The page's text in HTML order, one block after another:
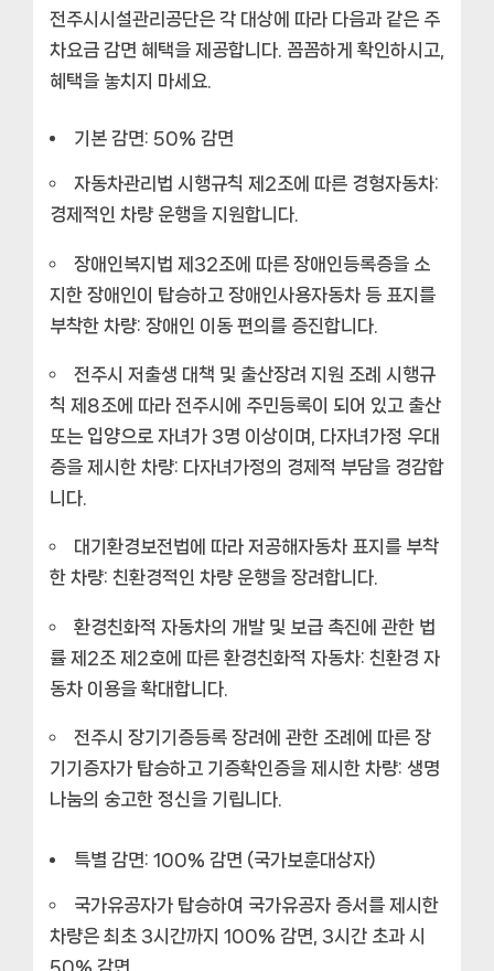
전주시시설관리공단은 각 대상에 따라 다음과 같은 주
차요금 감면 혜택을 제공합니다. 꼼꼼하게 확인하시고,
혜택을 놓치지 마세요.
기본 감면: 50% 감면
자동차관리법 시행규칙 제2조에 따른 경형자동차:
경제적인 차량 운행을 지원합니다.
장애인복지법 제32조에 따른 장애인등록증을 소
지한 장애인이 탑승하고 장애인사용자동차 등 표지를
부착한 차량: 장애인 이동 편의를 증진합니다.
전주시 저출생 대책 및 출산장려 지원 조례 시행규
칙 제8조에 따라 전주시에 주민등록이 되어 있고 출산
또는 입양으로 자녀가 3명 이상이며, 다자녀가정 우대
증을 제시한 차량: 다자녀가정의 경제적 부담을 경감합
니다.
대기환경보전법에 따라 저공해자동차 표지를 부착
한 차량: 친환경적인 차량 운행을 장려합니다.
환경친화적 자동차의 개발 및 보급 촉진에 관한 법
률 제2조 제2호에 따른 환경친화적 자동차: 친환경 자
동차 이용을 확대합니다.
전주시 장기기증등록 장려에 관한 조례에 따른 장
기기증자가 탑승하고 기증확인증을 제시한 차량: 생명
나눔의 숭고한 정신을 기립니다.
특별 감면: 100% 감면 (국가보훈대상자)
국가유공자가 탑승하여 국가유공자 증서를 제시한
차량은 최초 3시간까지 100% 감면, 3시간 초과 시